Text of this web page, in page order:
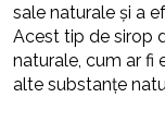
sale naturale și a
Acest tip de sirop
naturale, cum ar fi
alte substanțe